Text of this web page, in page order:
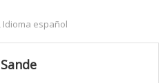
, Idioma español